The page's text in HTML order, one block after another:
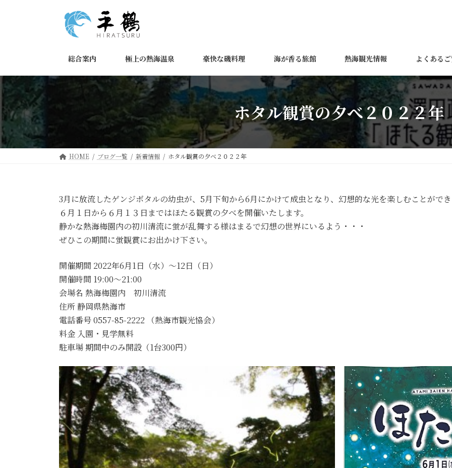
ス
キ
プ
ン
に
動
総合案内 極上の熱海温泉 豪快な磯料理 海が香る旅館 熱海観光情報 よくある
ホタル観賞の夕べ２０２２年
HOME ブログ一覧 新着情報 ホタル観賞の夕べ２０２２年
3月に放流したゲンジボタルの幼虫が、5月下旬から6月にかけて成虫となり、幻想的な光を楽しむことがで
６月１日から６月１３日まではほたる観賞の夕べを開催いたします。
静かな熱海梅園内の初川清流に蛍が乱舞する様はまるで幻想の世界にいるよう・・・
ぜひこの期間に蛍観賞にお出かけ下さい。
開催期間 2022年6月1日（水）～12日（日）
開催時間 19:00～21:00
会場名 熱海梅園内 初川清流
住所 静岡県熱海市
電話番号 0557-85-2222 （熱海市観光協会）
料金 入園・見学無料
駐車場 期間中のみ開設（1台300円）